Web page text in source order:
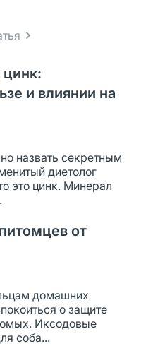
и влиянии на
назвать секретным
диетолог
это цинк. Минерал
от
домашних
о защите
Иксодовые
соба...